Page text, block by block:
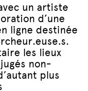
un artiste
d’une
ligne destinée
les lieux
non-
plus